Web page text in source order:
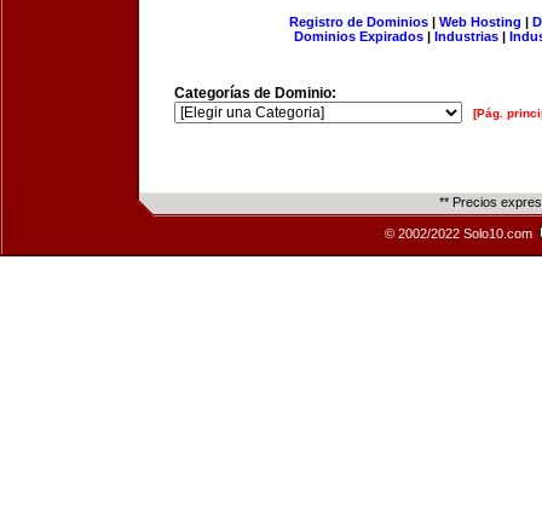
Registro de Dominios| Web Hosting |
Dominios Expirados | Industrias |
Categorías de Dominio:
[Pág.
** Precios
© 2002/2022 Solo10.com